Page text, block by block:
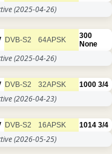
(2025-04-26)
DVB-S2 64APSK
300
None
(2025-04-26)
DVB-S2 32APSK 1000 3/4
(2026-04-23)
DVB-S2 16APSK 1014 3/4
(2026-05-25)